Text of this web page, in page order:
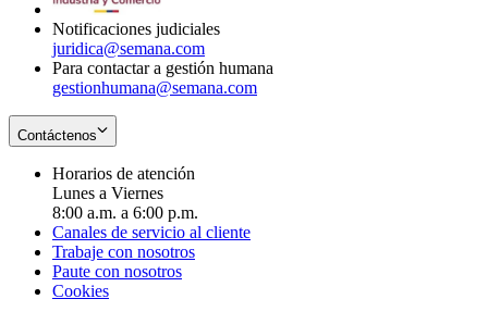
Notificaciones judiciales
juridica@semana.com
Para contactar a gestión humana
gestionhumana@semana.com
Contáctenos
Horarios de atención
Lunes a Viernes
8:00 a.m. a 6:00 p.m.
Canales de servicio al cliente
Trabaje con nosotros
Paute con nosotros
Cookies